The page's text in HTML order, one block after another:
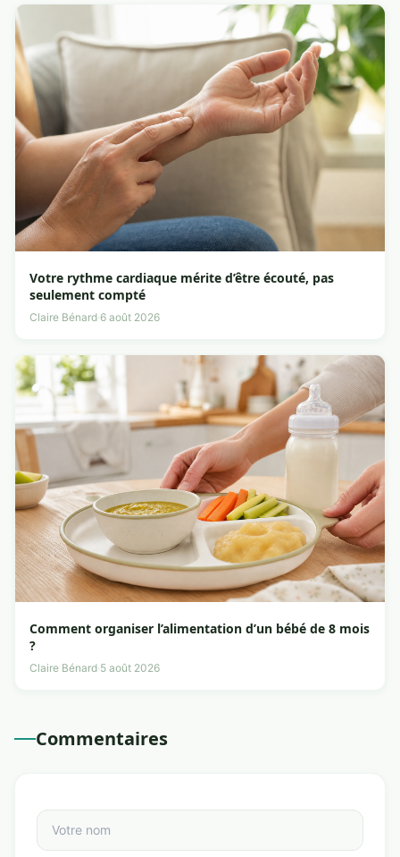
Votre rythme cardiaque mérite d’être écouté, pas
seulement compté
Claire Bénard·6 août 2026
Comment organiser l’alimentation d’un bébé de 8 mois
?
Claire Bénard·5 août 2026
Commentaires